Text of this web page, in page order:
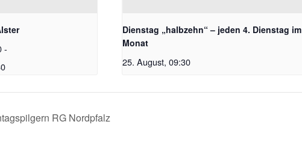
-
Dienstag „halbzehn“ – jeden 4. Dienstag im
Monat
25. August, 09:30
RG Nordpfalz